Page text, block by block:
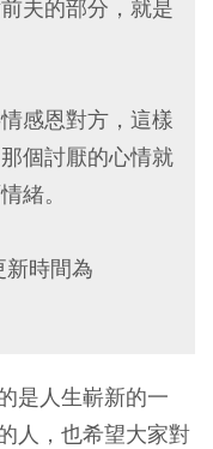
夫的部分，就是
感恩對方，這樣
個討厭的心情就
緒。
時間為
是人生嶄新的一
人，也希望大家對